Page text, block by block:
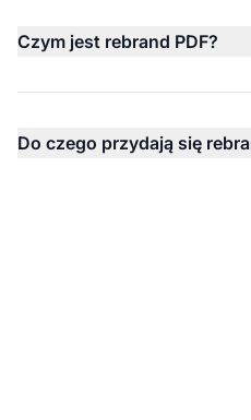
Czym jest rebrand PDF?
Do czego przydają się